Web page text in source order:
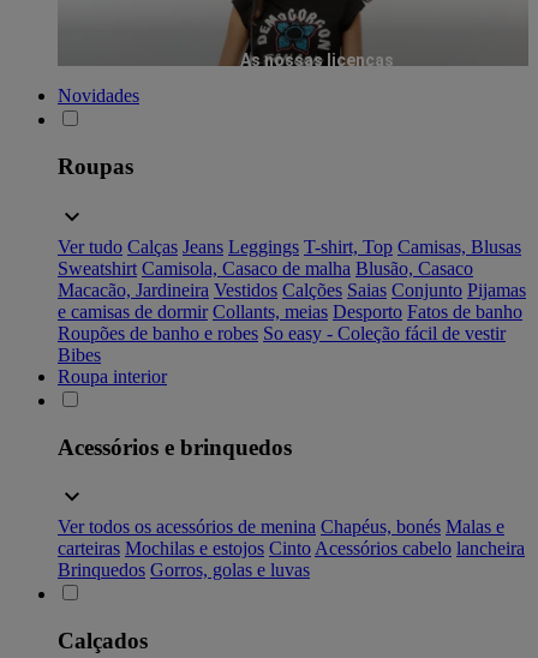
As nossas licenças
Novidades
Roupas
Ver tudo Calças Jeans Leggings T-shirt, Top Camisas, Blusas
Sweatshirt Camisola, Casaco de malha Blusão, Casaco
Macacão, Jardineira Vestidos Calções Saias Conjunto Pijamas
e camisas de dormir Collants, meias Desporto Fatos de banho
Roupões de banho e robes So easy - Coleção fácil de vestir
Bibes
Roupa interior
Acessórios e brinquedos
Ver todos os acessórios de menina Chapéus, bonés Malas e
carteiras Mochilas e estojos Cinto Acessórios cabelo lancheira
Brinquedos Gorros, golas e luvas
Calçados